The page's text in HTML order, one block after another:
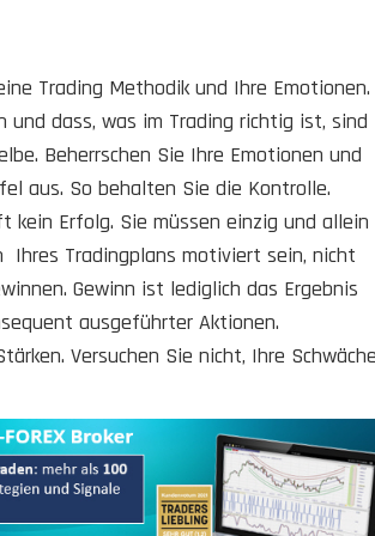
Trading Methodik und Ihre Emotionen.
und dass, was im Trading richtig ist, sind
Beherrschen Sie Ihre Emotionen und
aus. So behalten Sie die Kontrolle.
kein Erfolg. Sie müssen einzig und allein
Ihres Tradingplans motiviert sein, nicht
Gewinn ist lediglich das Ergebnis
ausgeführter Aktionen.
Versuchen Sie nicht, Ihre